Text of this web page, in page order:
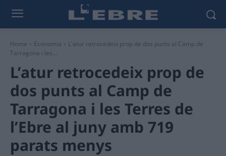
Home Economia
L'atur retrocedeix prop de dos punts al Camp de
Tarragona i les...
L’atur retrocedeix prop de
dos punts al Camp de
Tarragona i les Terres de
l’Ebre al juny amb 719
parats menys